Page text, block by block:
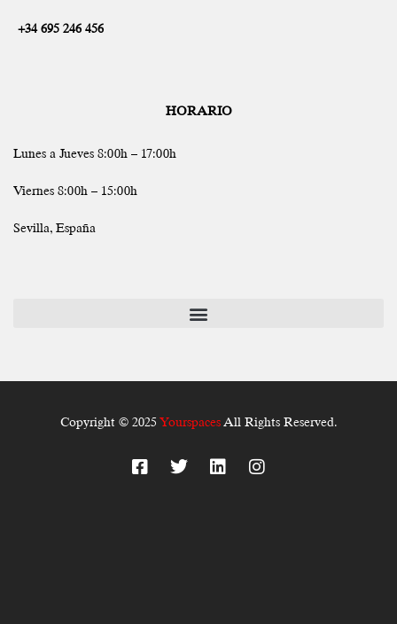
+34 695 246 456
HORARIO
Lunes a Jueves 8:00h – 17:00h
Viernes 8:00h – 15:00h
Sevilla, España
Copyright © 2025 YourspacesAll Rights Reserved.